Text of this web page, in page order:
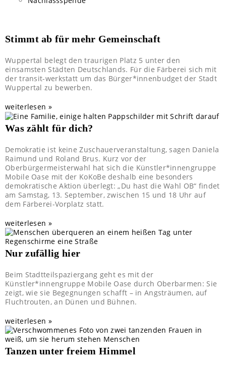
Stimmt ab für mehr Gemeinschaft
Wuppertal belegt den traurigen Platz 5 unter den
einsamsten Städten Deutschlands. Für die Färberei sich mit
der transit-werkstatt um das Bürger*innenbudget der Stadt
Wuppertal zu bewerben.
weiterlesen »
Was zählt für dich?
Demokratie ist keine Zuschauerveranstaltung, sagen Daniela
Raimund und Roland Brus. Kurz vor der
Oberbürgermeisterwahl hat sich die Künstler*innengruppe
Mobile Oase mit der KoKoBe deshalb eine besonders
demokratische Aktion überlegt: „Du hast die Wahl OB“ findet
am Samstag, 13. September, zwischen 15 und 18 Uhr auf
dem Färberei-Vorplatz statt.
weiterlesen »
Nur zufällig hier
Beim Stadtteilspaziergang geht es mit der
Künstler*innengruppe Mobile Oase durch Oberbarmen: Sie
zeigt, wie sie Begegnungen schafft – in Angsträumen, auf
Fluchtrouten, an Dünen und Bühnen.
weiterlesen »
Tanzen unter freiem Himmel